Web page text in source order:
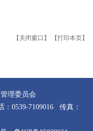
【关闭窗口】 【打印本页】
理委员会
0539-7109016 传真：